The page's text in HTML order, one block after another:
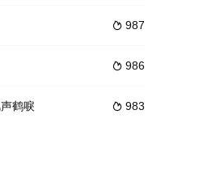
和张海鹏为首的伪军斗智斗勇的故
情，从一开始的政治婚姻，渐渐演变到
这份几乎能改天换地的宝藏，各方势
 987
 986
 983
鹤唳